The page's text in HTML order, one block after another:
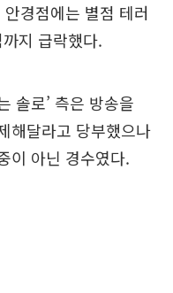
경점에는 별점 테러
지 급락했다.
솔로’ 측은 방송을
해달라고 당부했으나
이 아닌 경수였다.